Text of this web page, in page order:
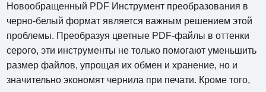
Новообращенный PDF Инструмент преобразования в
черно-белый формат является важным решением этой
проблемы. Преобразуя цветные PDF-файлы в оттенки
серого, эти инструменты не только помогают уменьшить
размер файлов, упрощая их обмен и хранение, но и
значительно экономят чернила при печати. ​​Кроме того,